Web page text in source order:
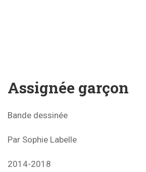
Assignée garçon
Bande dessinée
Par Sophie Labelle
2014-2018